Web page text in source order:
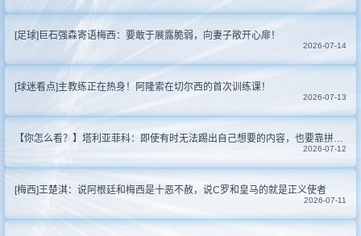
其他比赛
[足球]巨石强森寄语梅西：要敢于展露脆弱，向妻子敞开心扉！
2026-07-14
[球迷看点]主教练正在热身！阿隆索在切尔西的首次训练课！
2026-07-13
【你怎么看？】塔利亚菲科：即使有时无法踢出自己想要的内容，也要靠拼劲拿下来
2026-07-12
[梅西]王楚淇：说阿根廷和梅西是十恶不赦，说C罗和皇马的就是正义使者
2026-07-11